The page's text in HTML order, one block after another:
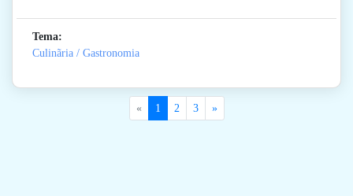
Tema:
Culinãria / Gastronomia
« 1 2 3 »